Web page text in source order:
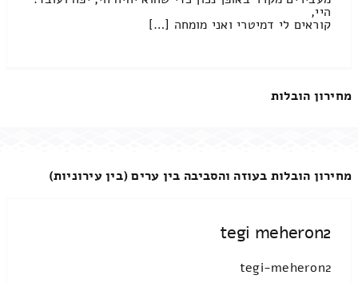
היי,
קוראים לי דמיטרי ואני מומחה […]
מחירון הובלות
מחירון הובלות בעוזה והסביבה בין ערים (בין עירוניות)
tegi meheron2
tegi-meheron2